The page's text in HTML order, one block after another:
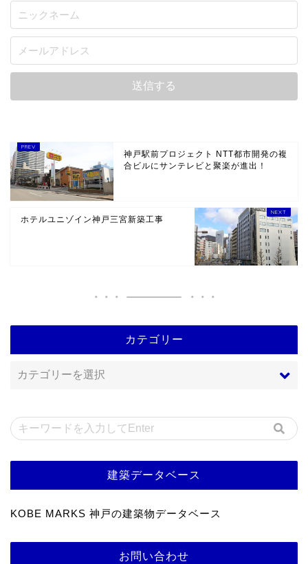
神戸駅前プロジェクト NTT都市開発の複
合ビルにサンテレビと聚楽が進出！
ホテルユニゾイン神戸三宮新築工事
カテゴリー
建築データベース
KOBE MARKS 神戸の建築物データベース
お問い合わせ